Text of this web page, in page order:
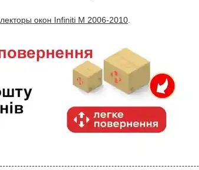
окон Infiniti M 2006-2010